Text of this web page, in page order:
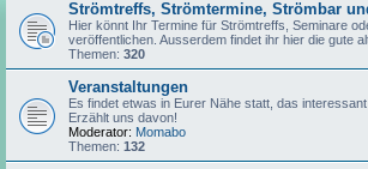
Strömtreffs, Strömtermine, Strömbar
Hier könnt Ihr Termine für Strömtreffs, Seminare
veröffentlichen. Ausserdem findet ihr hier die gute
Themen: 320
Veranstaltungen
Es findet etwas in Eurer Nähe statt, das
Erzählt uns davon!
Moderator: Momabo
Themen: 132